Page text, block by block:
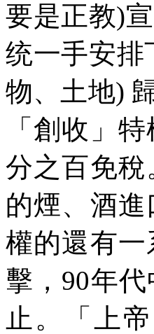
要是正教)
统一手安排
物、土地)
「創收」
分之百免
的煙、酒
權的還有
擊， 90年代
止。「上